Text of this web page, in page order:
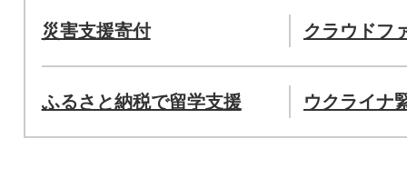
災害支援寄付 クラウドフ
ふるさと納税で留学支援 ウクライナ